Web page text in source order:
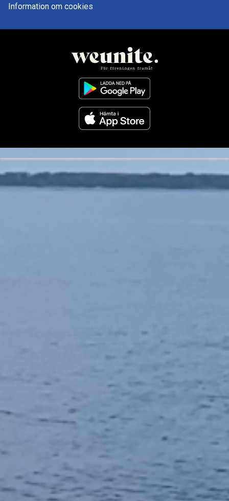
Information om cookies